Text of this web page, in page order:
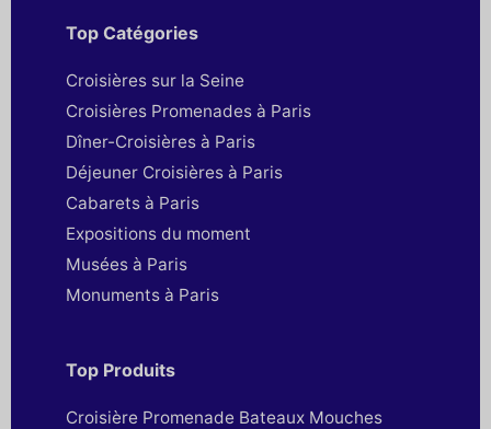
Top Catégories
Croisières sur la Seine
Croisières Promenades à Paris
Dîner-Croisières à Paris
Déjeuner Croisières à Paris
Cabarets à Paris
Expositions du moment
Musées à Paris
Monuments à Paris
Top Produits
Croisière Promenade Bateaux Mouches